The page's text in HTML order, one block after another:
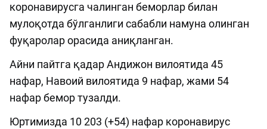
коронавирусга чалинган беморлар билан
мулоқотда бўлганлиги сабабли намуна олинган
фуқаролар орасида аниқланган.
Айни пайтга қадар Андижон вилоятида 45
нафар, Навоий вилоятида 9 нафар, жами 54
нафар бемор тузалди.
Юртимизда 10 203 (+54) нафар коронавирус